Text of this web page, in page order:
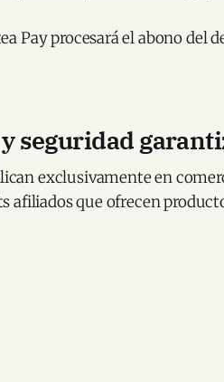
Pay procesará el abono del
seguridad
exclusivamente en
afiliados que ofrecen